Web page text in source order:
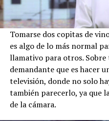
Tomarse dos copitas de
es algo de lo más normal
llamativo para otros.
demandante que es hacer
televisión, donde no solo
también parecerlo, ya que
de la cámara.